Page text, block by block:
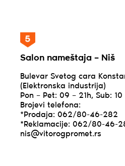
Salon nameštaja – Niš
Bulevar Svetog cara
(Elektronska industrija)
Pon – Pet: 09 – 21h, Sub: 10
Brojevi telefona:
*Prodaja: 062/80-46-282
*Reklamacije: 062/80-46-
nis@vitorogpromet.rs